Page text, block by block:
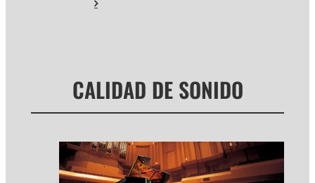
CALIDAD DE SONIDO